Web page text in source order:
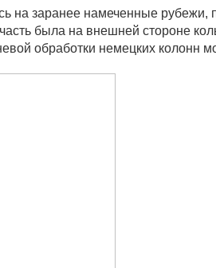
на заранее намеченные
была на внешней стороне
обработки немецких